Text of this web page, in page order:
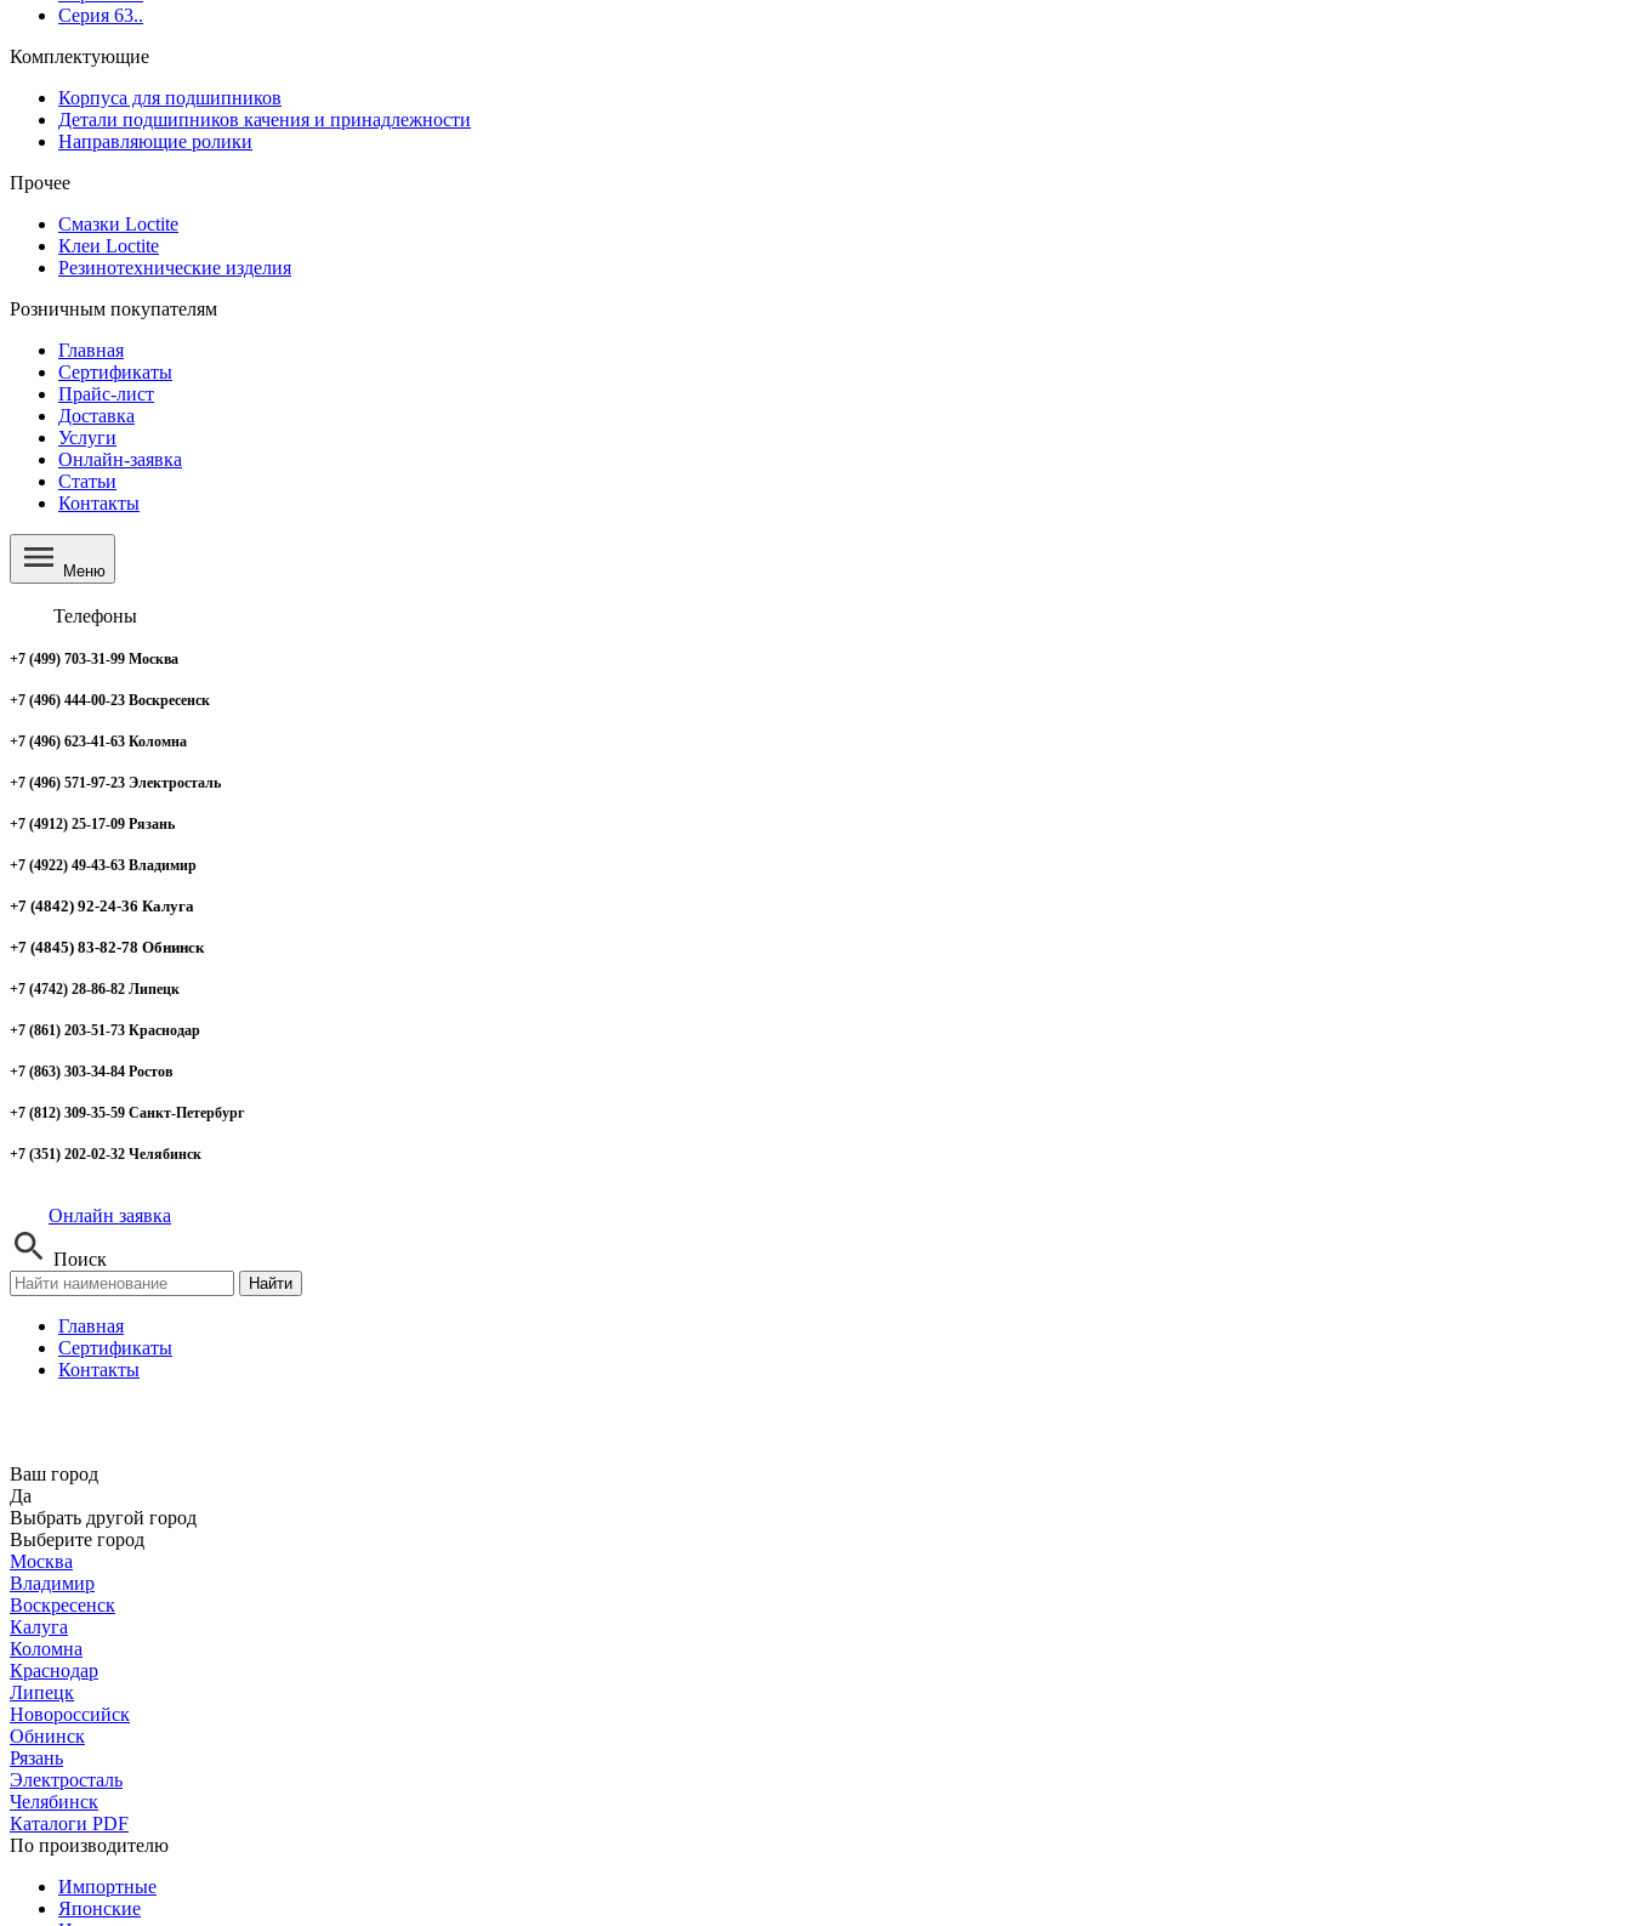
Серия 63..
Комплектующие
Корпуса для подшипников
Детали подшипников качения и принадлежности
Направляющие ролики
Прочее
Смазки Loctite
Клеи Loctite
Резинотехнические изделия
Розничным покупателям
Главная
Сертификаты
Прайс-лист
Доставка
Услуги
Онлайн-заявка
Статьи
Контакты
Меню
Телефоны
+7 (499) 703-31-99 Москва
+7 (496) 444-00-23 Воскресенск
+7 (496) 623-41-63 Коломна
+7 (496) 571-97-23 Электросталь
+7 (4912) 25-17-09 Рязань
+7 (4922) 49-43-63 Владимир
+7 (4842) 92-24-36 Калуга
+7 (4845) 83-82-78 Обнинск
+7 (4742) 28-86-82 Липецк
+7 (861) 203-51-73 Краснодар
+7 (863) 303-34-84 Ростов
+7 (812) 309-35-59 Санкт-Петербург
+7 (351) 202-02-32 Челябинск
Онлайн заявка
Поиск
Найти
Главная
Сертификаты
Контакты
Ваш город
Да
Выбрать другой город
Выберите город
Москва
Владимир
Воскресенск
Калуга
Коломна
Краснодар
Липецк
Новороссийск
Обнинск
Рязань
Электросталь
Челябинск
Каталоги PDF
По производителю
Импортные
Японские